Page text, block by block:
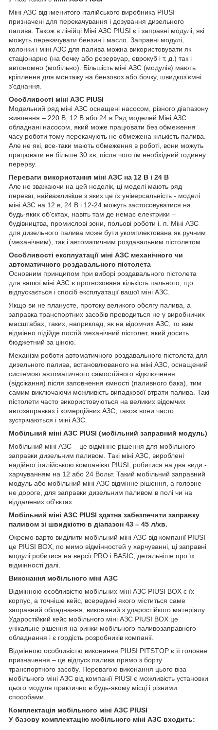
Міні АЗС від іменитого італійського виробника PIUSI
призначені для перекачування і дозування дизельного
палива. Також в лінійці Міні АЗС PIUSI є і заправні модулі, які
можуть перекачувати бензин і масло. Заправні модулі,
колонки і міні АЗС для палива можна використовувати як
стаціонарно (на бочку або резервуар, еврокуб і т. д.) так і
автономно (мобільно). Більшість міні АЗС (модулів) мають
кріплення для монтажу на бензовоз або бочку, швидкоз'ємні
з'єднання.
Особливості міні АЗС PIUSI
Модельний ряд міні АЗС оснащені насосом, різного діапазону
живлення – 220 В, 12 В або 24 в Ряд моделей Міні АЗС
обладнані насосом, який може працювати без обмеження
часу роботи тому перекачують не обмежена кількість палива.
Але не які, все-таки мають обмеження в роботі, вони можуть
працювати не більше 30 хв, після чого їм необхідний годинну
перерву.
Переваги використання міні АЗС на 12 В і 24 В
Але не зважаючи на цей недолік, ці моделі мають ряд
переваг, найважливіше з яких це їх універсальність - моделі
міні АЗС на 12 в, 24 В і 12-24 можуть застосовуватися на
будь-яких об'єктах, навіть там де немає електрики –
будівництва, промислові зони, польові роботи і. п. Міні АЗС
для дизельного палива може бути укомплектована як ручним
(механічним), так і автоматичним роздавальним пістолетом.
Особливості експлуатації міні АЗС механічного чи
автоматичного роздавального пістолета
Основним принципом при виборі роздавального пістолета
для вашої міні АЗС є прогнозована кількість пального, що
відпускається і спосіб експлуатації вашої міні АЗС.
Якщо ви не плануєте, протоку великого обсягу палива, а
заправка транспортних засобів проводиться не у виробничих
масштабах, таких, наприклад, як на відомчих АЗС, то вам
відмінно підійде постій механічний пістолет, який досить
бюджетний за ціною.
Механізм роботи автоматичного роздавального пістолета для
дизельного палива, встановлюваного на міні АЗС, оснащений
системою автоматичного самостійного відключення
(відсікання) після заповнення ємності (паливного бака), тим
самим виключаючи можливість випадкової втрати палива. Такі
пістолети часто використовуються на великих відомчих
автозаправках і комерційних АЗС, також вони часто
зустрічаються і міні АЗС.
Мобільний міні АЗС PIUSI (мобільний заправний модуль)
Мобільний міні АЗС – це відмінне рішення для мобільного
заправки дизельним паливом. Такі міні АЗС, вироблені
надійної італійською компанією PIUSI, робитися на два види -
харчуванням на 12 або 24 Вольт. Такий мобільний заправний
модуль або мобільний міні АЗС відмінне рішення, а головне
не дороге, для заправки дизельним паливом в полі чи на
віддалених об'єктах.
Мобільний міні АЗС PIUSI здатна забезпечити заправку
паливом зі швидкістю в діапазон 43 – 45 л/хв.
Окремо варто виділити мобільний міні АЗС від компанії PIUSI
це PIUSI BOX, по мимо відмінностей у харчуванні, ці заправні
модулі робитися на версії PRO і BASIC, детальніше про їх
відмінності далі.
Виконання мобільного міні АЗС
Відмінною особливістю мобільних міні АЗС PIUSI BOX є їх
корпус, а точніше кейс, всередині якого міститься саме
заправний обладнання, виконаний з ударостійкого матеріалу.
Ударостійкий кейс мобільного міні АЗС PIUSI BOX це
унікальне рішення на ринки мобільного паливозаправного
обладнання і є гордість розробників компанії.
Відмінною особливістю виконання PIUSI PITSTOP є її головне
призначення – це відпуск палива прямо з борту
транспортного засобу. Перевагою виконання цього віза
мобільного міні АЗС від компанії PIUSI є можливість установки
цього модуля практично в будь-якому місці і різними
способами.
Комплектація мобільного міні АЗС PIUSI
У базову комплектацію мобільного міні АЗС входить: